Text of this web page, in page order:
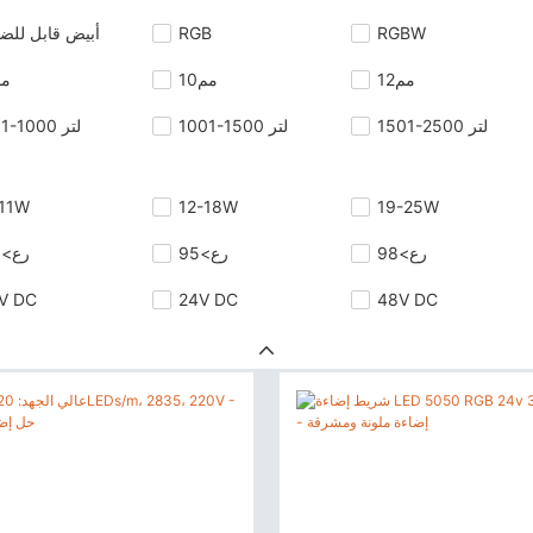
أبيض قابل RGB RGBW
مم10 مم12
501-1000 لتر 1001-1500 لتر 1501-2500 لتر
12-18W 19-25W
رع>90 رع>95 رع>98
DC 24V DC 48V DC